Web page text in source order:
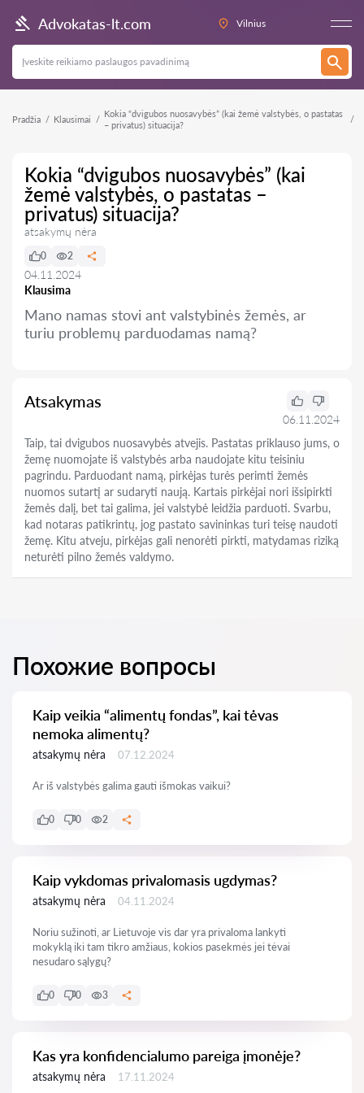
Advokatas-lt.com Vilnius
Pradžia Klausimai
Kokia “dvigubos nuosavybės” (kai žemė valstybės, o pastatas
– privatus) situacija?
Kokia “dvigubos nuosavybės” (kai
žemė valstybės, o pastatas –
privatus) situacija?
atsakymų nėra
Klausima
0 2
04.11.2024
Mano namas stovi ant valstybinės žemės, ar
turiu problemų parduodamas namą?
Atsakymas
06.11.2024
Taip, tai dvigubos nuosavybės atvejis. Pastatas priklauso jums, o
žemę nuomojate iš valstybės arba naudojate kitu teisiniu
pagrindu. Parduodant namą, pirkėjas turės perimti žemės
nuomos sutartį ar sudaryti naują. Kartais pirkėjai nori išsipirkti
žemės dalį, bet tai galima, jei valstybė leidžia parduoti. Svarbu,
kad notaras patikrintų, jog pastato savininkas turi teisę naudoti
žemę. Kitu atveju, pirkėjas gali nenorėti pirkti, matydamas riziką
neturėti pilno žemės valdymo.
Похожие вопросы
Kaip veikia “alimentų fondas”, kai tėvas
nemoka alimentų?
atsakymų nėra 07.12.2024
Ar iš valstybės galima gauti išmokas vaikui?
0 0 2
Kaip vykdomas privalomasis ugdymas?
atsakymų nėra 04.11.2024
Noriu sužinoti, ar Lietuvoje vis dar yra privaloma lankyti
mokyklą iki tam tikro amžiaus, kokios pasekmės jei tėvai
nesudaro sąlygų?
0 0 3
Kas yra konfidencialumo pareiga įmonėje?
atsakymų nėra 17.11.2024